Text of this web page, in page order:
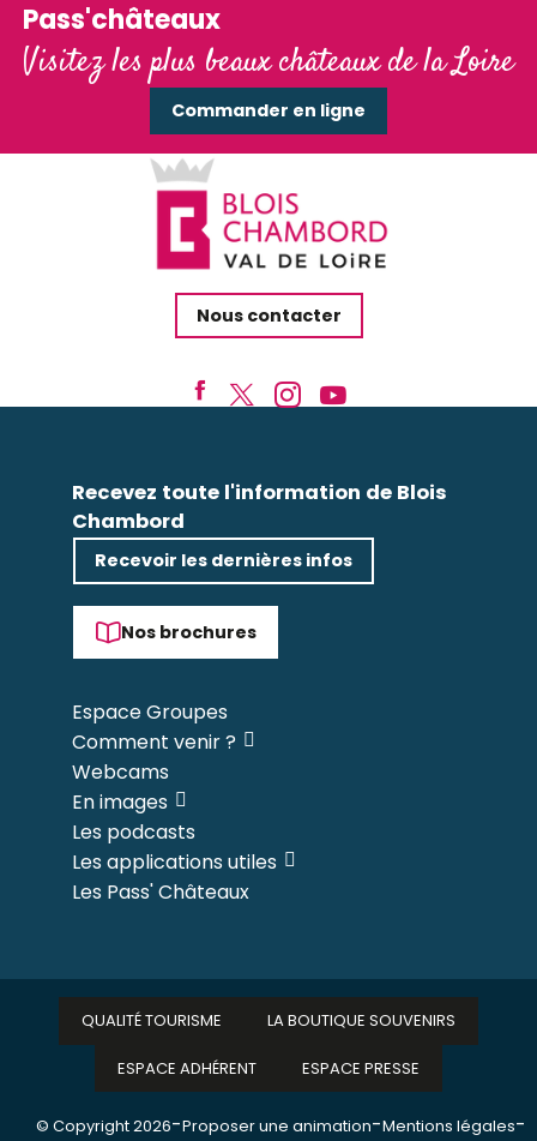
Pass'châteaux
Visitez les plus beaux châteaux de la Loire
Commander en ligne
Nous contacter
Recevez toute l'information de Blois
Chambord
Recevoir les dernières infos
Nos brochures
Espace Groupes
Comment venir ?
Webcams
En images
Les podcasts
Les applications utiles
Les Pass' Châteaux
© Copyright 2026-Proposer une animation-Mentions légales-
QUALITÉ TOURISME LA BOUTIQUE SOUVENIRS
ESPACE ADHÉRENT ESPACE PRESSE